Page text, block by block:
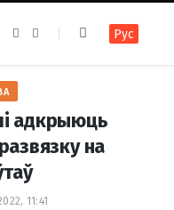
e
k
t
a
m
Рус
адкрыюць
на
11:41